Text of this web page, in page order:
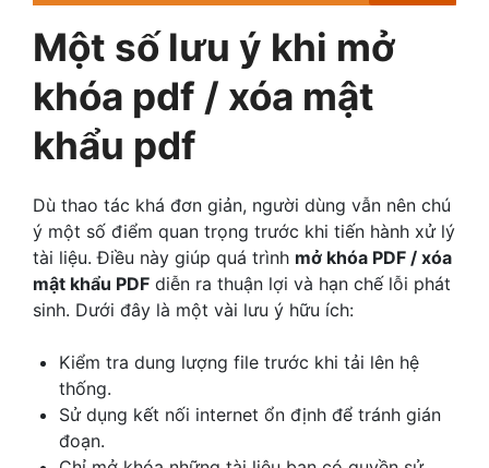
Một số lưu ý khi mở
khóa pdf / xóa mật
khẩu pdf
Dù thao tác khá đơn giản, người dùng vẫn nên chú
ý một số điểm quan trọng trước khi tiến hành xử lý
tài liệu. Điều này giúp quá trình mở khóa PDF / xóa
mật khẩu PDF diễn ra thuận lợi và hạn chế lỗi phát
sinh. Dưới đây là một vài lưu ý hữu ích:
Kiểm tra dung lượng file trước khi tải lên hệ
thống.
Sử dụng kết nối internet ổn định để tránh gián
đoạn.